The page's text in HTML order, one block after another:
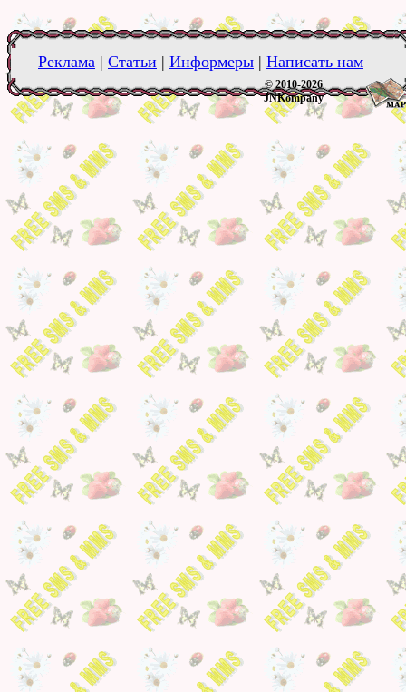
Реклама | Статьи | Информеры | Написать нам
© 2010-2026
JNKompany